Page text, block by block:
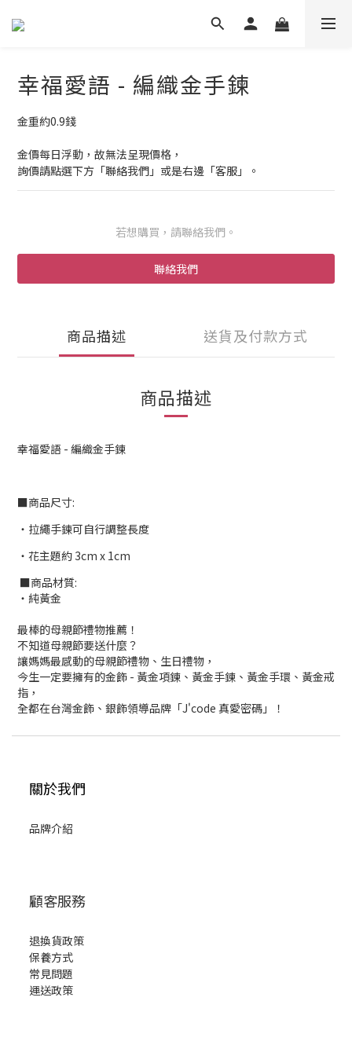
幸福愛語 - 編織金手鍊
金重約0.9錢
金價每日浮動，故無法呈現價格，
詢價請點選下方「聯絡我們」或是右邊「客服」。
若想購買，請聯絡我們。
聯絡我們
商品描述 送貨及付款方式
商品描述
幸福愛語 - 編織金手鍊
■商品尺寸:
‧拉繩手鍊可自行調整長度
‧花主題約 3cm x 1cm
■商品材質:
‧純黃金
最棒的母親節禮物推薦！
不知道母親節要送什麼？
讓媽媽最感動的母親節禮物、生日禮物，
今生一定要擁有的金飾 - 黃金項鍊、黃金手鍊、黃金手環、黃金戒
指，
全都在台灣金飾、銀飾領導品牌「J'code 真愛密碼」！
關於我們
品牌介紹
顧客服務
退換貨政策
保養方式
常見問題
運送政策